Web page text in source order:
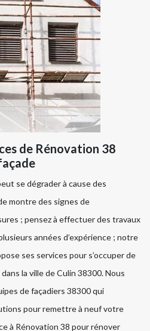
de Rénovation 38
se dégrader à cause des
montre des signes de
; pensez à effectuer des travaux
années d’expérience ; notre
ses services pour s’occuper de
la ville de Culin 38300. Nous
de façadiers 38300 qui
pour remettre à neuf votre
à Rénovation 38 pour rénover